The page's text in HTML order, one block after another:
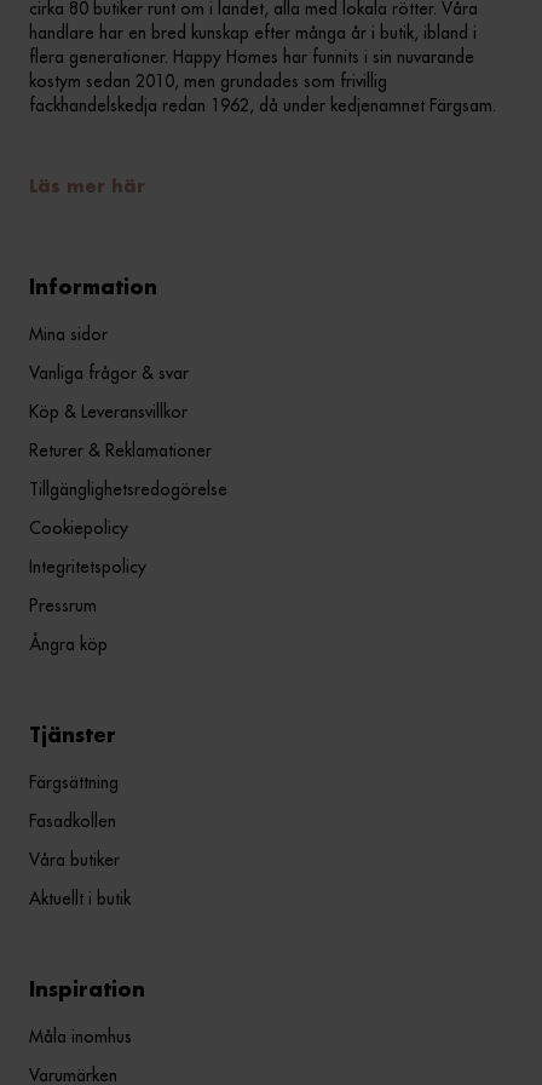
cirka 80 butiker runt om i landet, alla med lokala rötter. Våra
handlare har en bred kunskap efter många år i butik, ibland i
flera generationer. Happy Homes har funnits i sin nuvarande
kostym sedan 2010, men grundades som frivillig
fackhandelskedja redan 1962, då under kedjenamnet Färgsam.
Läs mer här
Information
Mina sidor
Vanliga frågor & svar
Köp & Leveransvillkor
Returer & Reklamationer
Tillgänglighetsredogörelse
Cookiepolicy
Integritetspolicy
Pressrum
Ångra köp
Tjänster
Färgsättning
Fasadkollen
Våra butiker
Aktuellt i butik
Inspiration
Måla inomhus
Varumärken